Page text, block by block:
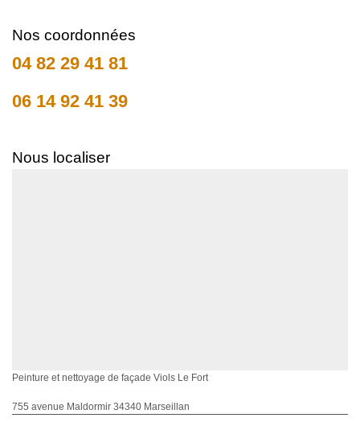
Nos coordonnées
04 82 29 41 81
06 14 92 41 39
Nous localiser
Peinture et nettoyage de façade Viols Le Fort
755 avenue Maldormir 34340 Marseillan